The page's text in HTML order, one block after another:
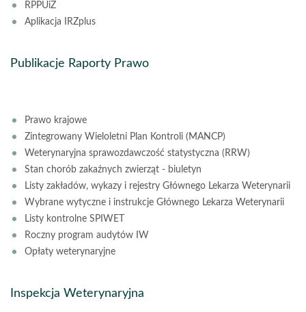
RPPUiŻ
Aplikacja IRZplus
Publikacje Raporty Prawo
Prawo krajowe
Zintegrowany Wieloletni Plan Kontroli (MANCP)
Weterynaryjna sprawozdawczość statystyczna (RRW)
Stan chorób zakaźnych zwierząt - biuletyn
Listy zakładów, wykazy i rejestry Głównego Lekarza Weterynarii
Wybrane wytyczne i instrukcje Głównego Lekarza Weterynarii
Listy kontrolne SPIWET
Roczny program audytów IW
Opłaty weterynaryjne
Inspekcja Weterynaryjna